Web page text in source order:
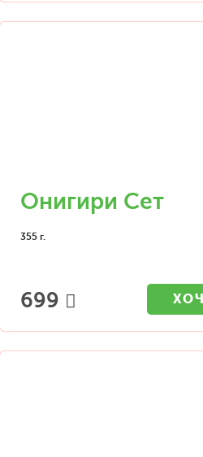
Онигири Сет
355 г.
699